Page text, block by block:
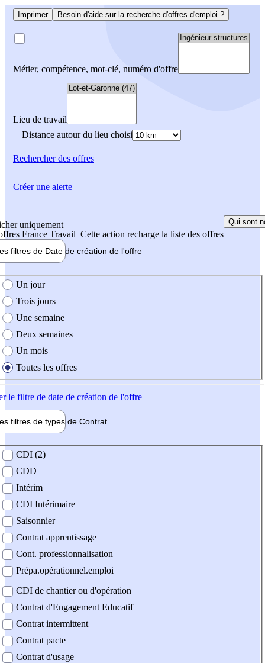
Imprimer Besoin d'aide sur la recherche d'offres d'emploi ?
Métier, compétence, mot-clé, numéro d'offre
Lieu de travail
Distance autour du lieu choisi
Rechercherdes offres
uniquement
France Travail Cette action recharge la liste des offres
Qui sont
filtres de Date de création de l'offre
création de l'offre
Un jour
Trois jours
Une semaine
Deux semaines
Un mois
Toutes les offres
le filtre de date de création de l'offre
filtres de types de Contrat
contrat
CDI (2)
CDD
Intérim
CDI Intérimaire
Saisonnier
Contrat apprentissage
Cont. professionnalisation
Prépa.opérationnel.emploi
CDI de chantier ou d'opération
Contrat d'Engagement Educatif
Contrat intermittent
Contrat pacte
Contrat d'usage
Créer une alerte